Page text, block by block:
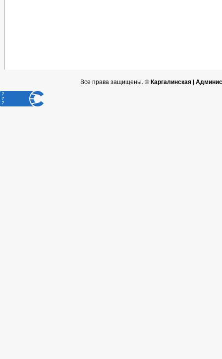
Все права защищены. ©Каргалинская |